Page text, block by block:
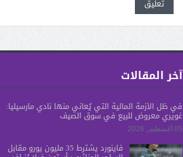
آخر المقالات
في ظل الأزمة المالية التي يُعاني منها نادي مارسيليا:
غويري معروض للبيع في سوق الصيف
05 أغسطس 2026
فاينورد يشترط 35 مليون يورو مقابل